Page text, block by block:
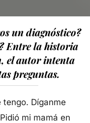
un diagnóstico?
Entre la historia
el autor intenta
preguntas.
tengo. Díganme
mi mamá en